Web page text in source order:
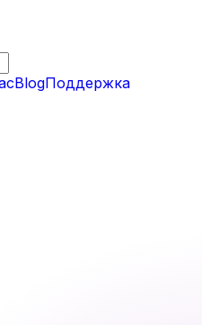
BlogПоддержка